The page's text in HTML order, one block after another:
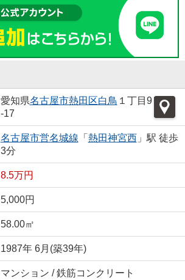
愛知県名古屋市熱田区白鳥 １丁目9
-17
名古屋市営名城線 「 熱田神宮西」駅 徒歩
3分
8.5万円
5,000円
58.00㎡
1987年 6月(築39年)
マンション / 鉄筋コンクリート